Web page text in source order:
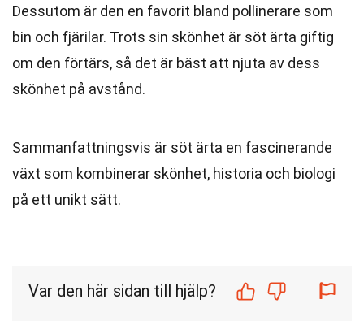
Dessutom är den en favorit bland pollinerare som
bin och fjärilar. Trots sin skönhet är söt ärta giftig
om den förtärs, så det är bäst att njuta av dess
skönhet på avstånd.
Sammanfattningsvis är söt ärta en fascinerande
växt som kombinerar skönhet, historia och biologi
på ett unikt sätt.
Var den här sidan till hjälp?